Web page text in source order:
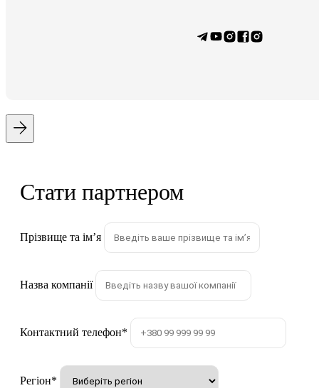
Стати партнером
Прізвище та імʼя
Назва компанії
Контактний телефон*
Регіон*